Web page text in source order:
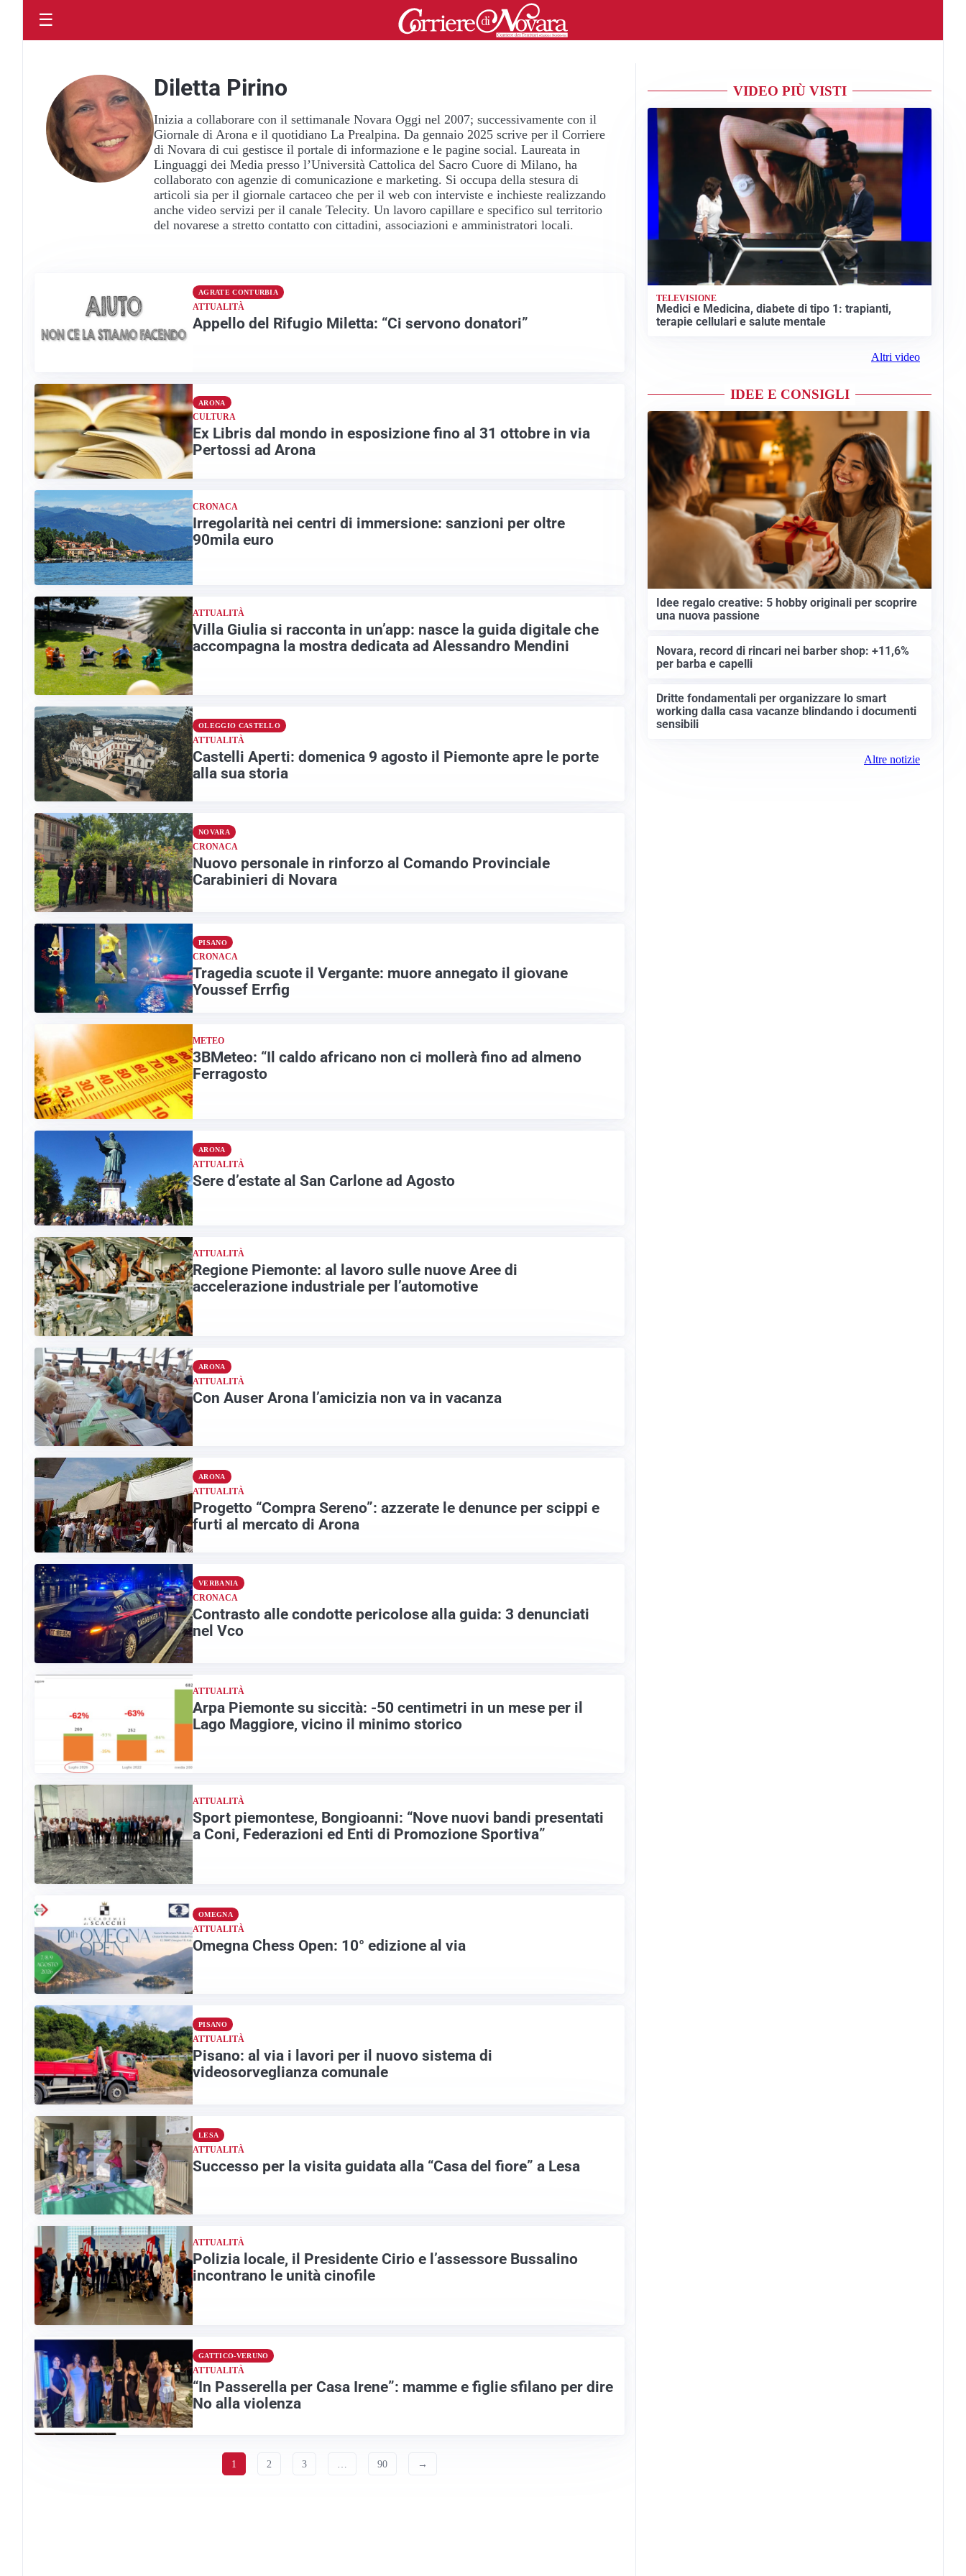
☰
Diletta Pirino
Inizia a collaborare con il settimanale Novara Oggi nel 2007; successivamente con il
Giornale di Arona e il quotidiano La Prealpina. Da gennaio 2025 scrive per il Corriere
di Novara di cui gestisce il portale di informazione e le pagine social. Laureata in
Linguaggi dei Media presso l’Università Cattolica del Sacro Cuore di Milano, ha
collaborato con agenzie di comunicazione e marketing. Si occupa della stesura di
articoli sia per il giornale cartaceo che per il web con interviste e inchieste realizzando
anche video servizi per il canale Telecity. Un lavoro capillare e specifico sul territorio
del novarese a stretto contatto con cittadini, associazioni e amministratori locali.
AGRATE CONTURBIA
ATTUALITÀ
Appello del Rifugio Miletta: “Ci servono donatori”
ARONA
CULTURA
Ex Libris dal mondo in esposizione fino al 31 ottobre in via
Pertossi ad Arona
CRONACA
Irregolarità nei centri di immersione: sanzioni per oltre
90mila euro
ATTUALITÀ
Villa Giulia si racconta in un’app: nasce la guida digitale che
accompagna la mostra dedicata ad Alessandro Mendini
OLEGGIO CASTELLO
ATTUALITÀ
Castelli Aperti: domenica 9 agosto il Piemonte apre le porte
alla sua storia
NOVARA
CRONACA
Nuovo personale in rinforzo al Comando Provinciale
Carabinieri di Novara
PISANO
CRONACA
Tragedia scuote il Vergante: muore annegato il giovane
Youssef Errfig
METEO
3BMeteo: “Il caldo africano non ci mollerà fino ad almeno
Ferragosto
ARONA
ATTUALITÀ
Sere d’estate al San Carlone ad Agosto
ATTUALITÀ
Regione Piemonte: al lavoro sulle nuove Aree di
accelerazione industriale per l’automotive
ARONA
ATTUALITÀ
Con Auser Arona l’amicizia non va in vacanza
ARONA
ATTUALITÀ
Progetto “Compra Sereno”: azzerate le denunce per scippi e
furti al mercato di Arona
VERBANIA
CRONACA
Contrasto alle condotte pericolose alla guida: 3 denunciati
nel Vco
ATTUALITÀ
Arpa Piemonte su siccità: -50 centimetri in un mese per il
Lago Maggiore, vicino il minimo storico
ATTUALITÀ
Sport piemontese, Bongioanni: “Nove nuovi bandi presentati
a Coni, Federazioni ed Enti di Promozione Sportiva”
OMEGNA
ATTUALITÀ
Omegna Chess Open: 10° edizione al via
PISANO
ATTUALITÀ
Pisano: al via i lavori per il nuovo sistema di
videosorveglianza comunale
LESA
ATTUALITÀ
Successo per la visita guidata alla “Casa del fiore” a Lesa
ATTUALITÀ
Polizia locale, il Presidente Cirio e l’assessore Bussalino
incontrano le unità cinofile
GATTICO-VERUNO
ATTUALITÀ
“In Passerella per Casa Irene”: mamme e figlie sfilano per dire
No alla violenza
1 2 3 90 →
VIDEO PIÙ VISTI
TELEVISIONE
Medici e Medicina, diabete di tipo 1: trapianti,
terapie cellulari e salute mentale
Altri video
IDEE E CONSIGLI
Idee regalo creative: 5 hobby originali per scoprire
una nuova passione
Novara, record di rincari nei barber shop: +11,6%
per barba e capelli
Dritte fondamentali per organizzare lo smart
working dalla casa vacanze blindando i documenti
sensibili
Altre notizie